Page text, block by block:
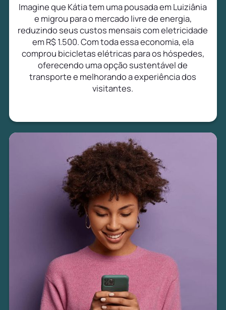
Imagine que Kátia tem uma pousada em Luiziânia
e migrou para o mercado livre de energia,
reduzindo seus custos mensais com eletricidade
em R$ 1.500. Com toda essa economia, ela
comprou bicicletas elétricas para os hóspedes,
oferecendo uma opção sustentável de
transporte e melhorando a experiência dos
visitantes.